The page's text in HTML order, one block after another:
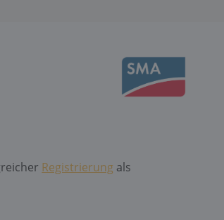
Registrierung als